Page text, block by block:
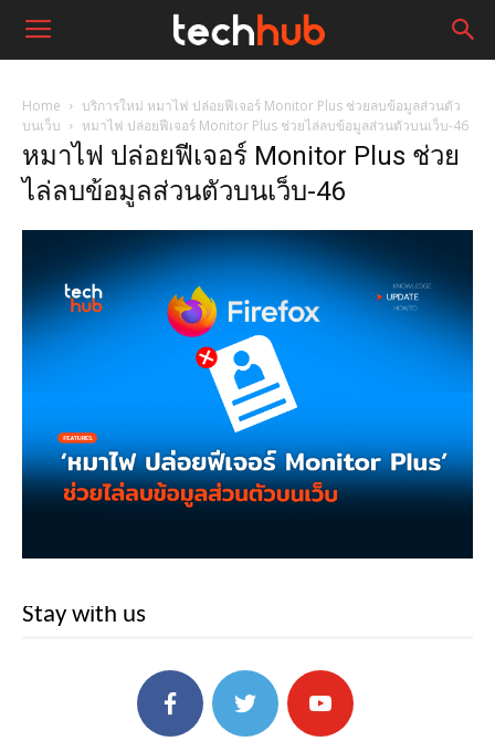
Home
บริการใหม่ หมาไฟ ปล่อยฟีเจอร์ Monitor Plus ช่วยลบข้อมูลส่วนตัว
บนเว็บ
หมาไฟ ปล่อยฟีเจอร์ Monitor Plus ช่วยไล่ลบข้อมูลส่วนตัวบนเว็บ-46
หมาไฟ ปล่อยฟีเจอร์ Monitor Plus ช่วย
ไล่ลบข้อมูลส่วนตัวบนเว็บ-46
Stay with us